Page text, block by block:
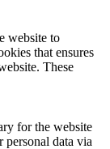
website to
that ensures
These
for the website
personal data via